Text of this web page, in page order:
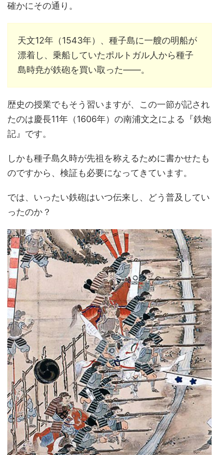
確かにその通り。
天文12年（1543年）、種子島に一艘の明船が
漂着し、乗船していたポルトガル人から種子
島時尭が鉄砲を買い取った――。
歴史の授業でもそう習いますが、この一節が記され
たのは慶長11年（1606年）の南浦文之による『鉄炮
記』です。
しかも種子島久時が先祖を称えるために書かせたも
のですから、検証も必要になってきています。
では、いったい鉄砲はいつ伝来し、どう普及してい
ったのか？